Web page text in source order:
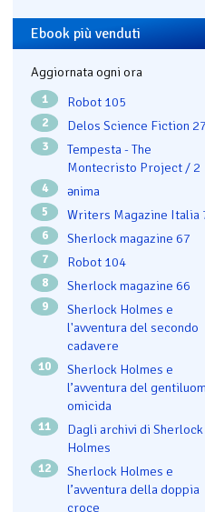
Ebook più venduti
Aggiornata ogni ora
1 Robot 105
2 Delos Science Fiction
3
Tempesta - The
Montecristo Project / 2
4 ənima
5 Writers Magazine Italia
6 Sherlock magazine 67
7 Robot 104
8 Sherlock magazine 66
9
Sherlock Holmes e
l'avventura del secondo
cadavere
10
Sherlock Holmes e
l’avventura del
omicida
11
Dagli archivi di Sherlock
Holmes
12
Sherlock Holmes e
l’avventura della doppia
croce